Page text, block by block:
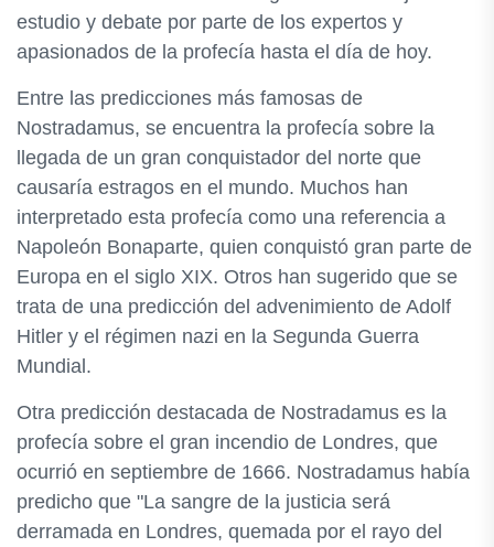
estudio y debate por parte de los expertos y
apasionados de la profecía hasta el día de hoy.
Entre las predicciones más famosas de
Nostradamus, se encuentra la profecía sobre la
llegada de un gran conquistador del norte que
causaría estragos en el mundo. Muchos han
interpretado esta profecía como una referencia a
Napoleón Bonaparte, quien conquistó gran parte de
Europa en el siglo XIX. Otros han sugerido que se
trata de una predicción del advenimiento de Adolf
Hitler y el régimen nazi en la Segunda Guerra
Mundial.
Otra predicción destacada de Nostradamus es la
profecía sobre el gran incendio de Londres, que
ocurrió en septiembre de 1666. Nostradamus había
predicho que "La sangre de la justicia será
derramada en Londres, quemada por el rayo del